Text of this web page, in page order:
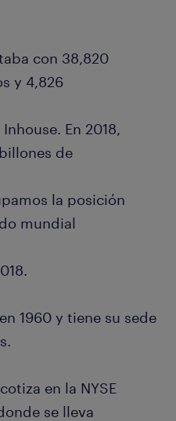
con 38,820
y 4,826
En 2018,
de
la posición
mundial
1960 y tiene su sede
en la NYSE
se lleva